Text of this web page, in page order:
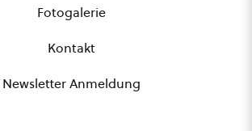
Fotogalerie
Kontakt
Newsletter Anmeldung